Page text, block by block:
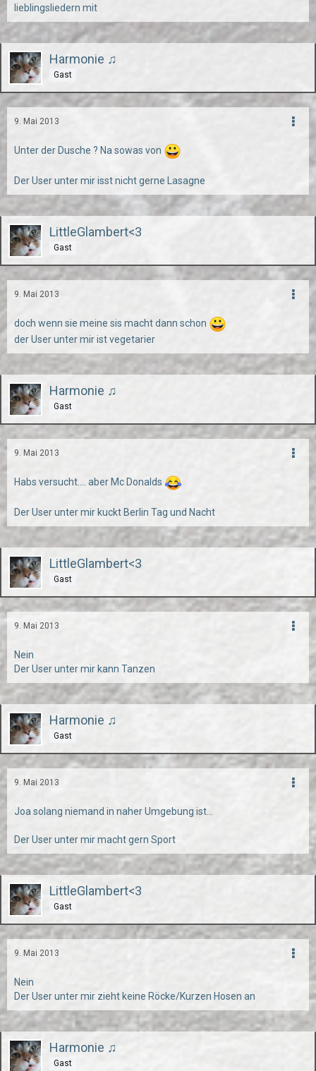
lieblingsliedern mit
Harmonie ♫
Gast
9. Mai 2013
Unter der Dusche ? Na sowas von
Der User unter mir isst nicht gerne Lasagne
LittleGlambert<3
Gast
9. Mai 2013
doch wenn sie meine sis macht dann schon
der User unter mir ist vegetarier
Harmonie ♫
Gast
9. Mai 2013
Habs versucht.... aber Mc Donalds
Der User unter mir kuckt Berlin Tag und Nacht
LittleGlambert<3
Gast
9. Mai 2013
Nein
Der User unter mir kann Tanzen
Harmonie ♫
Gast
9. Mai 2013
Joa solang niemand in naher Umgebung ist...
Der User unter mir macht gern Sport
LittleGlambert<3
Gast
9. Mai 2013
Nein
Der User unter mir zieht keine Röcke/Kurzen Hosen an
Harmonie ♫
Gast